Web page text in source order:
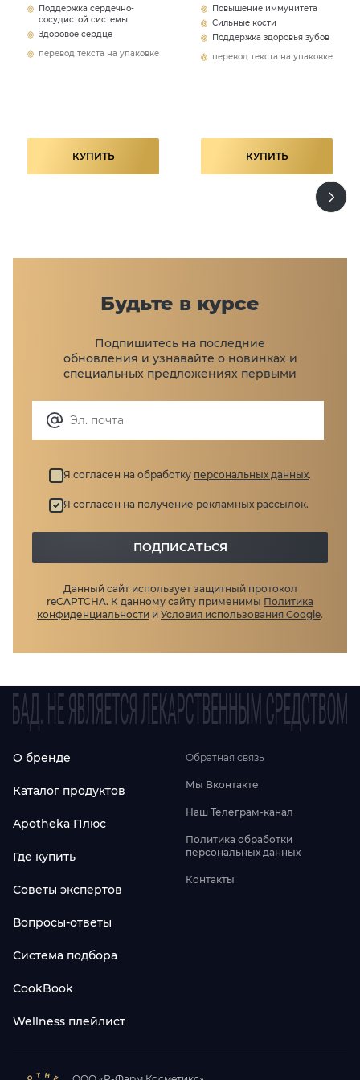
Поддержка сердечно-
сосудистой системы
Здоровое сердце
перевод текста на упаковке
КУПИТЬ
Повышение иммунитета
Сильные кости
Поддержка здоровья зубов
перевод текста на упаковке
КУПИТЬ
Будьте в курсе
Подпишитесь на последние
обновления и узнавайте о новинках и
специальных предложениях первыми
Я согласен на обработку персональных данных.
Я согласен на получение рекламных рассылок.
ПОДПИСАТЬСЯ
Данный сайт использует защитный протокол
reCAPTCHA. К данному сайту применимы Политика
конфиденциальности и Условия использования Google.
О бренде
Каталог продуктов
Apotheka Плюс
Где купить
Советы экспертов
Вопросы-ответы
Система подбора
CookBook
Wellness плейлист
Обратная связь
Мы Вконтакте
Наш Телеграм-канал
Политика обработки
персональных данных
Контакты